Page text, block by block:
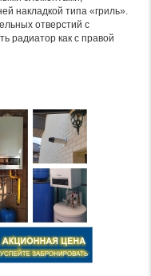
накладкой типа «гриль».
отверстий с
радиатор как с правой